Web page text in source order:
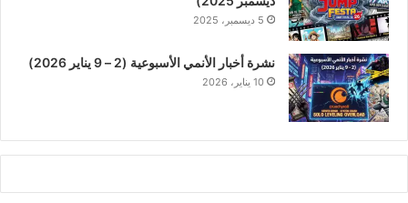
5 ديسمبر، 2025
نشرة أخبار الأنمي الأسبوعية (2 – 9 يناير 2026)
10 يناير، 2026